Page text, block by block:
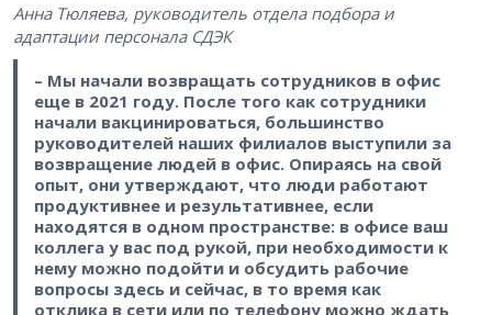
Анна Тюляева, руководитель отдела подбора и
адаптации персонала СДЭК
– Мы начали возвращать сотрудников в офис
еще в 2021 году. После того как сотрудники
начали вакцинироваться, большинство
руководителей наших филиалов выступили за
возвращение людей в офис. Опираясь на свой
опыт, они утверждают, что люди работают
продуктивнее и результативнее, если
находятся в одном пространстве: в офисе ваш
коллега у вас под рукой, при необходимости к
нему можно подойти и обсудить рабочие
вопросы здесь и сейчас, в то время как
отклика в сети или по телефону можно ждать